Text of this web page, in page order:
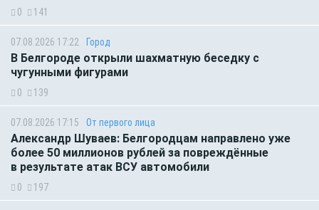
0 141
07.08.2026 17:22 Город
В Белгороде открыли шахматную беседку с
чугунными фигурами
0 139
07.08.2026 17:15 От первого лица
Александр Шуваев: Белгородцам направлено уже
более 50 миллионов рублей за повреждённые
в результате атак ВСУ автомобили
0 197